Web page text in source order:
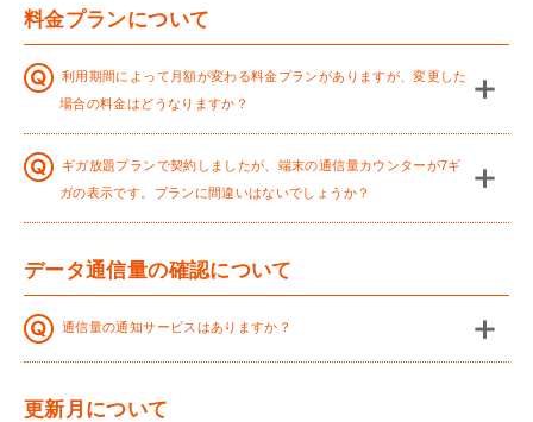
料金プランについて
利用期間によって月額が変わる料金プランがありますが、変更した
場合の料金はどうなりますか？
ギガ放題プランで契約しましたが、端末の通信量カウンターが7ギ
ガの表示です。プランに間違いはないでしょうか？
データ通信量の確認について
通信量の通知サービスはありますか？
更新月について